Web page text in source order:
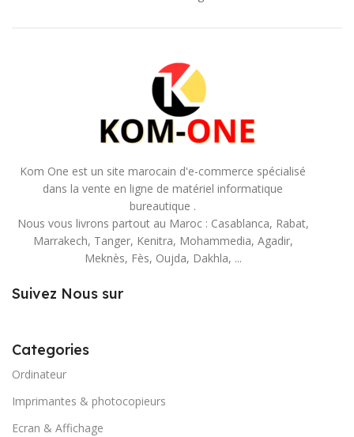
Kom One est un site marocain d'e-commerce spécialisé
dans la vente en ligne de matériel informatique
bureautique .
Nous vous livrons partout au Maroc : Casablanca, Rabat,
Marrakech, Tanger, Kenitra, Mohammedia, Agadir,
Meknès, Fès, Oujda, Dakhla, ...
Suivez Nous sur
Categories
Ordinateur
Imprimantes & photocopieurs
Ecran & Affichage